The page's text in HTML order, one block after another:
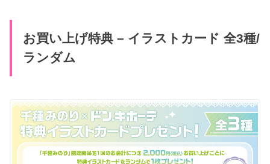
お買い上げ特典 – イラストカード 全3種/
ランダム